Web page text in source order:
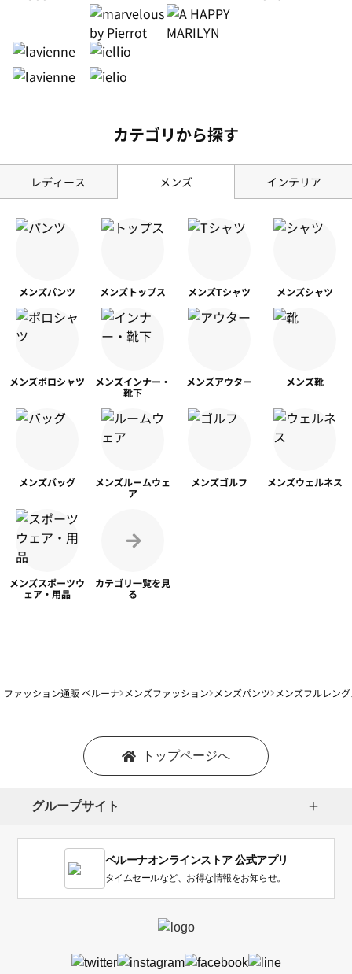
カテゴリから探す
レディース メンズ インテリア
メンズパンツ メンズトップス メンズTシャツ メンズシャツ
メンズポロシャツ メンズインナー・
靴下
メンズアウター メンズ靴
メンズバッグ メンズルームウェ
ア
メンズゴルフ メンズウェルネス
メンズスポーツウ
ェア・用品
カテゴリ一覧を見
る
ファッション通販 ベルーナ メンズファッション メンズパンツ メンズフルレン
トップページへ
グループサイト
ベルーナオンラインストア 公式アプリ
タイムセールなど、お得な情報をお知らせ。